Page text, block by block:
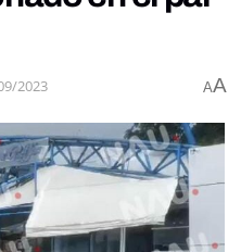
2023 AA